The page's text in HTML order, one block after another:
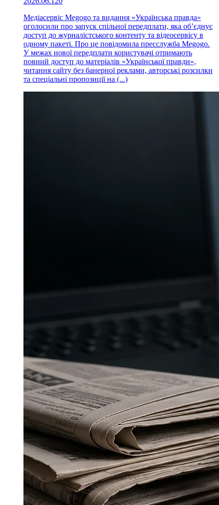
Медіасервіс Megogo та видання «Українська правда»
оголосили про запуск спільної передплати, яка об’єднує
доступ до журналістського контенту та відеосервісу в
одному пакеті. Про це повідомила пресслужба Megogo.
У межах нової передплати користувачі отримають
повний доступ до матеріалів «Української правди»,
читання сайту без банерної реклами, авторські розсилки
та спеціальні пропозиції на (...)